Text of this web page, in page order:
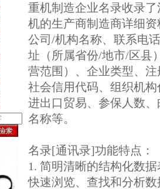
重机制造企业名录收录
机的生产商制造商详细
公司/机构名称、联系电
址（所属省份/地市/区县
营范围）、企业类型、
社会信用代码、组织机
进出口贸易、参保人数
名称等。
名录[通讯录]功能特点：
1. 简明清晰的结构化数
快速浏览、查找和分析数